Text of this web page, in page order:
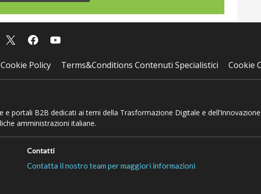
Policy Terms&Conditions Contenuti Specialistici Cookie
portali B2B dedicati ai temi della Trasformazione Digitale e
amministrazioni italiane.
Contatti
Contatta il nostro team per maggiori informazioni